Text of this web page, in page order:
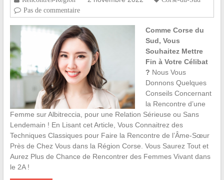
Pas de commentaire
Comme Corse du
Sud, Vous
Souhaitez Mettre
Fin à Votre Célibat
? Nous Vous
Donnons Quelques
Conseils Concernant
la Rencontre d’une
Femme sur Albitreccia, pour une Relation Sérieuse ou Sans
Lendemain ! En Lisant cet Article, Vous Connaitrez des
Techniques Classiques pour Faire la Rencontre de l’Âme-Sœur
Près de Chez Vous dans la Région Corse. Vous Saurez Tout et
Aurez Plus de Chance de Rencontrer des Femmes Vivant dans
le 2A !